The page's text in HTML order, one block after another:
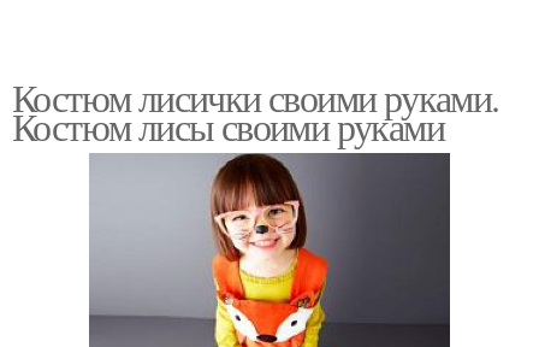
Костюм лисички своими руками.
Костюм лисы своими руками